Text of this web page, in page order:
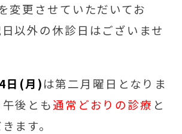
変更させていただいてお
以外の休診日はございませ
日(月)は第二月曜日となりま
後とも通常どおりの診療 と
ます。